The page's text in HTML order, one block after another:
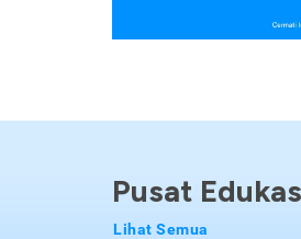
Pusat
Lihat Semua